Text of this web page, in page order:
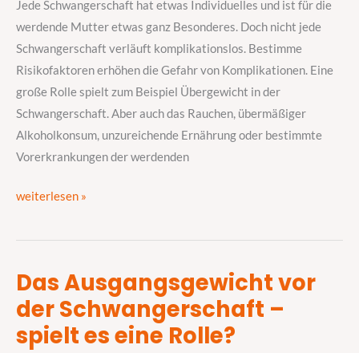
Jede Schwangerschaft hat etwas Individuelles und ist für die
werdende Mutter etwas ganz Besonderes. Doch nicht jede
Schwangerschaft verläuft komplikationslos. Bestimme
Risikofaktoren erhöhen die Gefahr von Komplikationen. Eine
große Rolle spielt zum Beispiel Übergewicht in der
Schwangerschaft. Aber auch das Rauchen, übermäßiger
Alkoholkonsum, unzureichende Ernährung oder bestimmte
Vorerkrankungen der werdenden
weiterlesen »
Das Ausgangsgewicht vor
der Schwangerschaft –
spielt es eine Rolle?
Das
Ausgangsgewicht
der